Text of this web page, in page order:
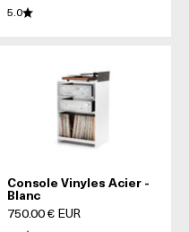
5.0
Console Vinyles Acier -
Blanc
Prix de vente
750.00 € EUR